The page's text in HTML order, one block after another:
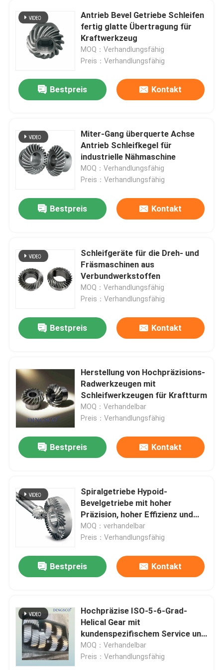
Zu Hause
Videos
Über uns
Antrieb Bevel Getriebe Schleifen
fertig glatte Übertragung für
Kraftwerkzeug
MOQ：Verhandlungsfähig
Preis：Verhandlungsfähig
Bestpreis Kontakt
Miter-Gang überquerte Achse
Antrieb Schleifkegel für
industrielle Nähmaschine
MOQ：Verhandlungsfähig
Preis：Verhandlungsfähig
Bestpreis Kontakt
Schleifgeräte für die Dreh- und
Fräsmaschinen aus
Verbundwerkstoffen
MOQ：Verhandlungsfähig
Preis：Verhandlungsfähig
Bestpreis Kontakt
Herstellung von Hochpräzisions-
Radwerkzeugen mit
Schleifwerkzeugen für Kraftturm
MOQ：Verhandelbar
Preis：Verhandlungsfähig
Bestpreis Kontakt
Spiralgetriebe Hypoid-
Bevelgetriebe mit hoher
Präzision, hoher Effizienz und
langer Lebensdauer
MOQ：verhandelbar
Preis：Verhandlungsfähig
Bestpreis Kontakt
Hochpräzise ISO-5-6-Grad-
Helical Gear mit
kundenspezifischem Service und
hoher Tragfähigkeit
MOQ：Verhandelbar
Preis：Verhandlungsfähig